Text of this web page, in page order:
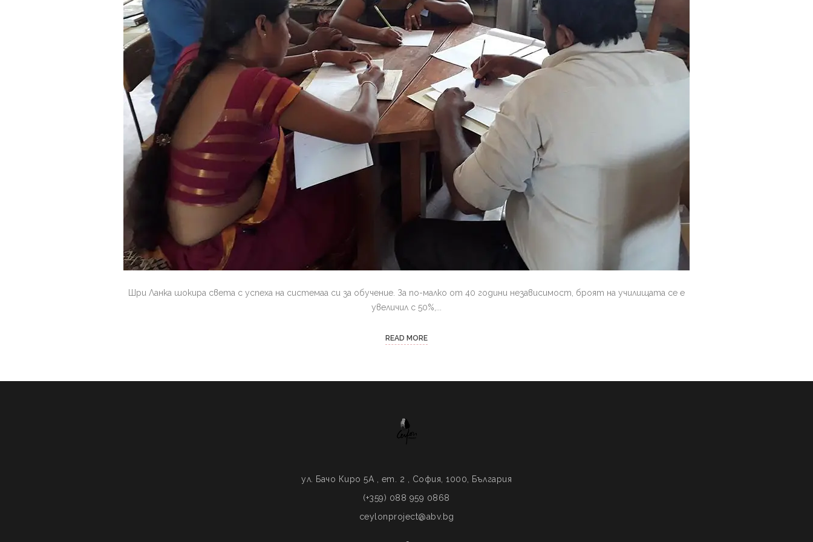
Шри Ланка шокира света с успеха на системаа си за обучение. За по-малко от 40 години независимост, броят на училищата се е
увеличил с 50%,...
READ MORE
ул. Бачо Киро 5A , ет. 2 , София, 1000, България
(+359) 088 959 0868
ceylonproject@abv.bg